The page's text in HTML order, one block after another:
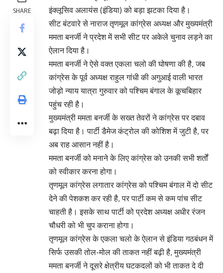
SHARE
इंक्लूसिव अलायंस (इंडिया) को बड़ा झटका दिया है।
सीट बंटवारे से नाराज तृणमूल कांग्रेस अध्यक्ष और मुख्यमंत्री
ममता बनर्जी ने प्रदेश में सभी सीट पर अकेले चुनाव लड़ने का
ऐलान दिया है।
ममता बनर्जी ने ऐसे वक्त एकला चलो की घोषणा की है, जब
कांग्रेस के पूर्व अध्यक्ष राहुल गांधी की अगुआई वाली भारत
जोड़ो न्याय यात्रा गुरुवार को पश्चिम बंगाल के कूचबिहार
पहुंच रही है।
मुख्यमंत्री ममता बनर्जी के सख्त तेवरों ने कांग्रेस पर दबाव
बढ़ा दिया है। पार्टी डैमेज कंट्रोल की कोशिश में जुटी है, पर
अब राह आसान नहीं है।
ममता बनर्जी को मनाने के लिए कांग्रेस को उनकी सभी शर्तों
को स्वीकार करना होगा।
तृणमूल कांग्रेस लगातार कांग्रेस को पश्चिम बंगाल में दो सीट
देने की पेशकश कर रही है, पर पार्टी कम से कम पांच सीट
चाहती है। इसके साथ पार्टी को प्रदेश अध्यक्ष अधीर रंजन
चौधरी को भी चुप कराना होगा।
तृणमूल कांग्रेस के एकला चलो के ऐलान से इंडिया गठबंधन में
सिर्फ उसकी तोल-मोल की ताकत नहीं बढ़ी है, मुख्यमंत्री
ममता बनर्जी ने दूसरे क्षेत्रीय घटकदलों को भी ताकत दे दी